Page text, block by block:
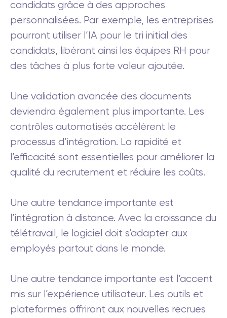
candidats grâce à des approches
personnalisées. Par exemple, les entreprises
pourront utiliser l’IA pour le tri initial des
candidats, libérant ainsi les équipes RH pour
des tâches à plus forte valeur ajoutée.
Une validation avancée des documents
deviendra également plus importante. Les
contrôles automatisés accélèrent le
processus d’intégration. La rapidité et
l’efficacité sont essentielles pour améliorer la
qualité du recrutement et réduire les coûts.
Une autre tendance importante est
l’intégration à distance. Avec la croissance du
télétravail, le logiciel doit s’adapter aux
employés partout dans le monde.
Une autre tendance importante est l’accent
mis sur l’expérience utilisateur. Les outils et
plateformes offriront aux nouvelles recrues